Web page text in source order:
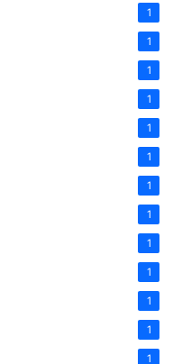
1
1
1
1
1
1
1
1
1
1
1
1
1